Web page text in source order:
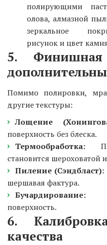
полирующими
олова, алмазной
зеркальное
рисунок и цвет
5.
Помимо полировки,
другие текстуры:
Лощение
поверхность без блеска.
Термообработка:
становится шероховатой
Пиление (Сэндбласт):
шершавая фактура.
Бучардирование:
поверхность.
6.
качества